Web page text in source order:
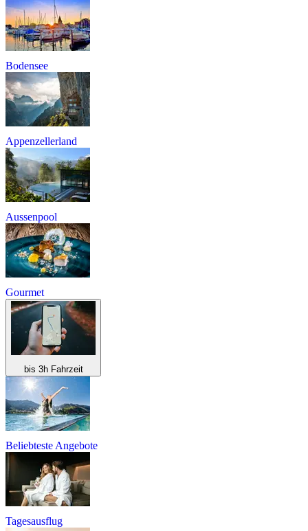
Bodensee
Appenzellerland
Aussenpool
Gourmet
bis 3h Fahrzeit
Beliebteste Angebote
Tagesausflug